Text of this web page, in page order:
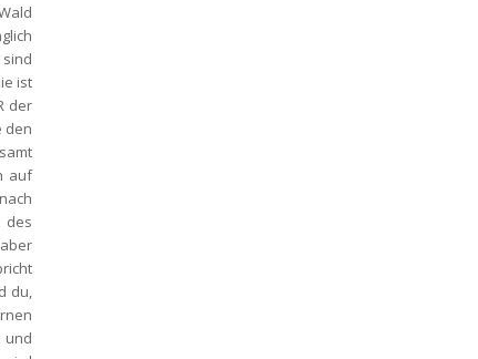
ist
der
den
auf
des
du,
und